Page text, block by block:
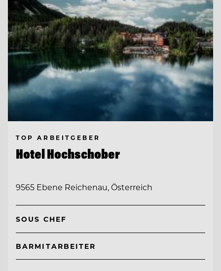
TOP ARBEITGEBER
Hotel Hochschober
9565 Ebene Reichenau, Österreich
SOUS CHEF
BARMITARBEITER